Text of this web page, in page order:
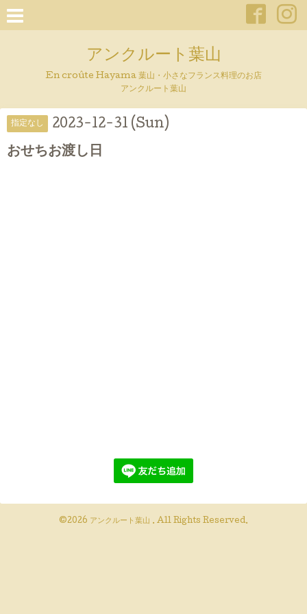
アンクルート葉山
En croûte Hayama 葉山・小さなフランス料理のお店
アンクルート葉山
指定なし 2023-12-31 (Sun)
おせちお渡し日
©2026 アンクルート葉山 . All Rights Reserved.